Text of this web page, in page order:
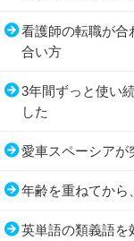
看護師の転職が合
合い方
3年間ずっと使い
した
愛車スペーシア
年齢を重ねてから
英単語の類義語を